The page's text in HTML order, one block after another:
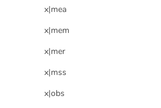
x|mea
x|mem
x|mer
x|mss
x|obs